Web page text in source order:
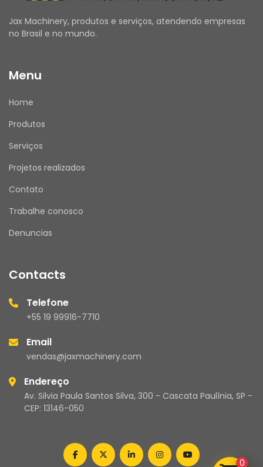
Jax Machinery, produtos e serviços, atendendo empresas
no Brasil e no mundo.
Menu
Home
Produtos
Serviços
Projetos realizados
Contato
Trabalhe conosco
Denuncias
Contacts
Telefone
+55 19 99916-7710
Email
vendas@jaxmachinery.com
Endereço
Av. Silvia Paula Santos Silva, 300 - Cascata Paulínia, SP -
CEP: 13146-050
facebooktwitterlinkedininstagramyoutube 0